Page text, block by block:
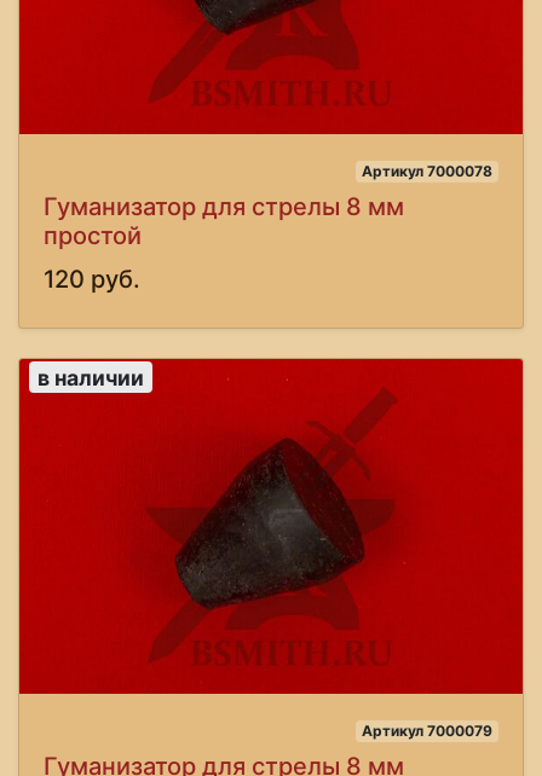
Артикул 7000078
Гуманизатор для стрелы 8 мм
простой
120 руб.
в наличии
Артикул 7000079
Гуманизатор для стрелы 8 мм